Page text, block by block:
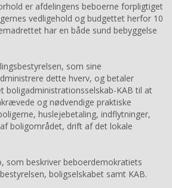
er afdelingens beboerne forpligtiget
vedligehold og budgettet herfor 10
har en både sund bebyggelse
som sine
dette hverv, og betaler
boligadministrationsselskab-KAB til at
og nødvendige praktiske
huslejebetaling, indflytninger,
boligområdet, drift af det lokale
som beskriver beboerdemokratiets
boligselskabet samt KAB.